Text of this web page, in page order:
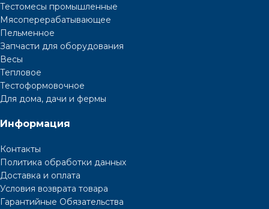
Тестомесы промышленные
Мясоперерабатывающее
Пельменное
Запчасти для оборудования
Весы
Тепловое
Тестоформовочное
Для дома, дачи и фермы
Информация
Контакты
Политика обработки данных
Доставка и оплата
Условия возврата товара
Гарантийные Обязательства